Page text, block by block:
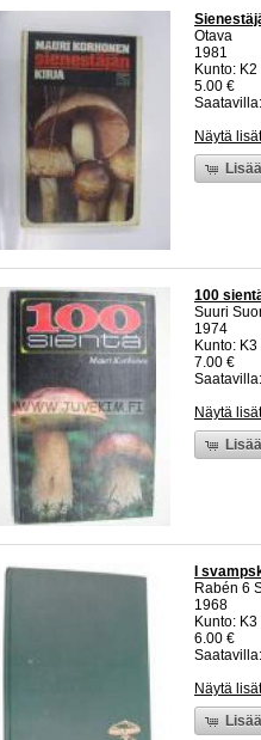
Otava
1981
Kunto:
5.00 €
Näytä
100
Suuri
1974
Kunto:
7.00 €
Näytä
I
Rabén 6
1968
Kunto:
6.00 €
Näytä